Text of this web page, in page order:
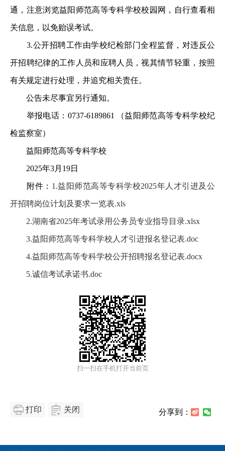
通，注意浏览益阳师范高等专科学校校园网，自行查看相
关信息，以免贻误考试。
3.公开招聘工作由学校纪检部门全程监督，对违反公
开招聘纪律的工作人员和应聘人员，视其情节轻重，按照
有关规定进行处理，并追究相关责任。
公告未尽事宜另行通知。
举报电话：0737-6189861 （益阳师范高等专科学校纪
检监察室）
益阳师范高等专科学校
2025年3月19日
附件： 1.益阳师范高等专科学校2025年人才引进及公
开招聘岗位计划及要求一览表.xls
2.湖南省2025年考试录用公务员专业指导目录.xlsx
3.益阳师范高等专科学校人才引进报名登记表.doc
4.益阳师范高等专科学校公开招聘报名登记表.docx
5.诚信考试承诺书.doc
扫一扫在手机打开当前页
打印 关闭 分享到：